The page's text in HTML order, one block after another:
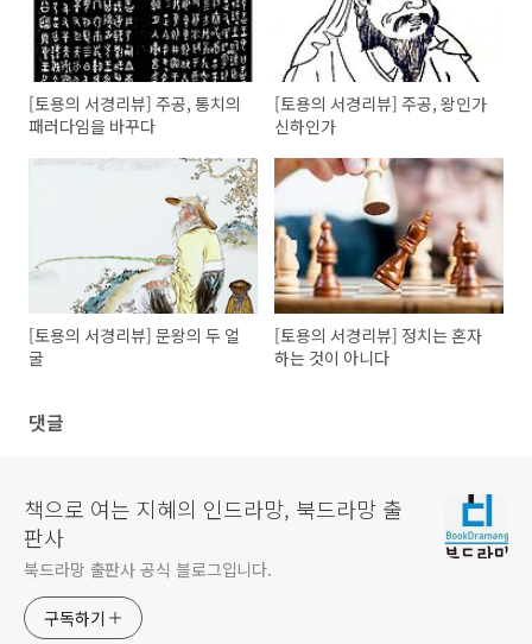
[토용의 서경리뷰] 주공, 통치의
패러다임을 바꾸다
[토용의 서경리뷰] 주공, 왕인가
신하인가
[토용의 서경리뷰] 문왕의 두 얼
굴
[토용의 서경리뷰] 정치는 혼자
하는 것이 아니다
댓글
책으로 여는 지혜의 인드라망, 북드라망 출
판사
북드라망 출판사 공식 블로그입니다.
구독하기